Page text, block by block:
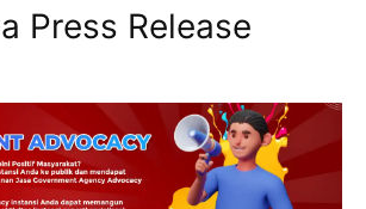
Press Release